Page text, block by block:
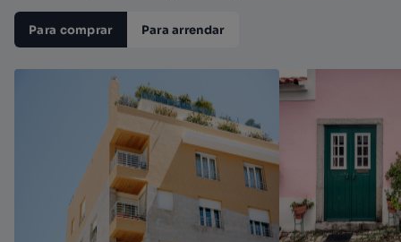
Para comprar Para arrendar